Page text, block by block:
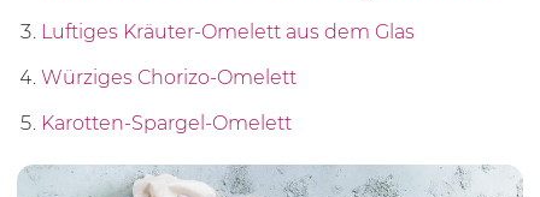
Luftiges Kräuter-Omelett aus dem Glas
Würziges Chorizo-Omelett
Karotten-Spargel-Omelett